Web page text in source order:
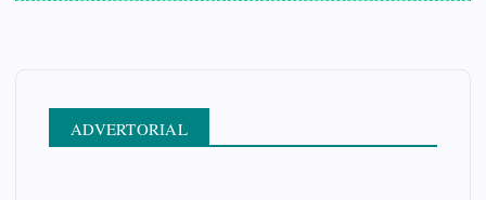
ADVERTORIAL